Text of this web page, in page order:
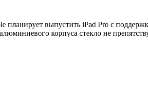
выпустить iPad Pro c
корпуса стекло не